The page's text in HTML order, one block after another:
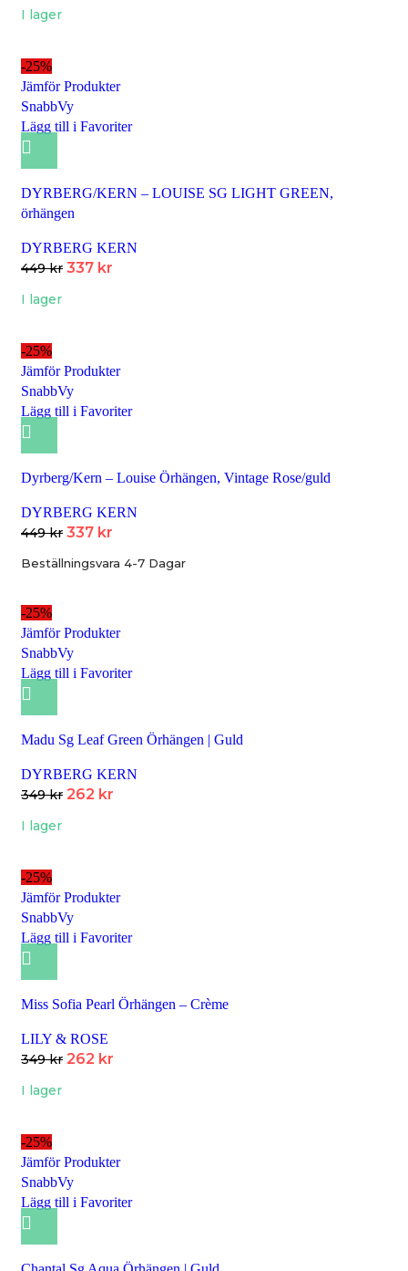
I lager
-25%
Jämför Produkter
SnabbVy
Lägg till i Favoriter
DYRBERG/KERN – LOUISE SG LIGHT GREEN,
örhängen
DYRBERG KERN
449kr 337 kr
I lager
-25%
Jämför Produkter
SnabbVy
Lägg till i Favoriter
Dyrberg/Kern – Louise Örhängen, Vintage Rose/guld
DYRBERG KERN
449kr 337 kr
Beställningsvara 4-7 Dagar
-25%
Jämför Produkter
SnabbVy
Lägg till i Favoriter
Madu Sg Leaf Green Örhängen | Guld
DYRBERG KERN
349kr 262 kr
I lager
-25%
Jämför Produkter
SnabbVy
Lägg till i Favoriter
Miss Sofia Pearl Örhängen – Crème
LILY & ROSE
349kr 262 kr
I lager
-25%
Jämför Produkter
SnabbVy
Lägg till i Favoriter